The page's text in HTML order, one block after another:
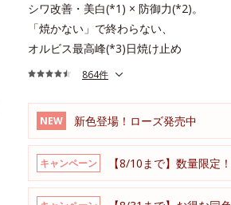
シワ改善・美白(*1) × 防御力(*2)。
「焼かない」で終わらない、
オルビス最高峰(*3)日焼け止め
864件
NEW 新色登場！ローズ発売中
キャンペーン 【8/10まで】数量限定